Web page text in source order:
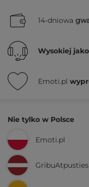
14-dniowa
Wysokiej
Emoti.pl
Nie tylko w Polsce
Emoti.pl